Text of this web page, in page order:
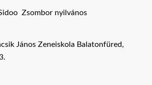
Zsombor nyilvános
János Zeneiskola Balatonfüred,